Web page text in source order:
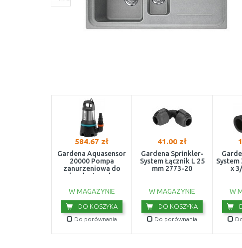
584.67 zł
Gardena Aquasensor
20000 Pompa
zanurzeniowa do
brudnej wody
9044-20
W MAGAZYNIE
DO KOSZYKA
Do porównania
41.00 zł
Gardena Sprinkler-
System Łącznik L 25
mm 2773-20
W MAGAZYNIE
DO KOSZYKA
Do porównania
System
x
W